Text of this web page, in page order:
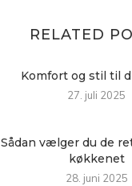
RELATED
Komfort og stil til
27. juli 2025
Sådan vælger du de
køkkenet
28. juni 2025